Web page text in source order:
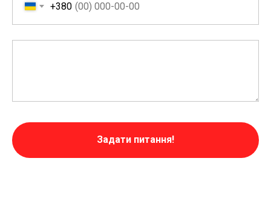
+380
Задати питання!